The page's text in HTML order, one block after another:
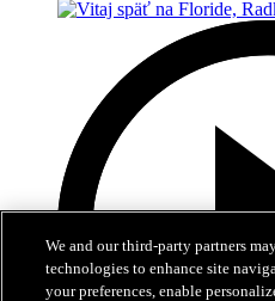
We and our third-party partners
technologies to enhance site
your preferences, enable